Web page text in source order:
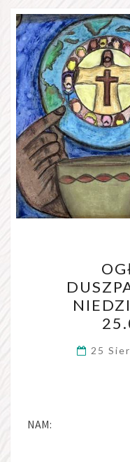
25
W TYM
NAM: